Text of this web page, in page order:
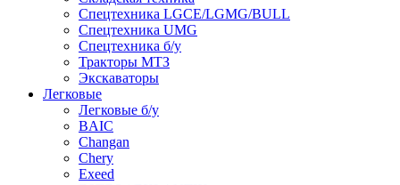
Спецтехника LGCE/LGMG/BULL
Спецтехника UMG
Спецтехника б/у
Тракторы МТЗ
Экскаваторы
Легковые
Легковые б/у
BAIC
Changan
Chery
Exeed